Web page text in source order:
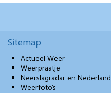
Sitemap
Actueel Weer
Weerpraatje
Neerslagradar en Nederland
Weerfoto’s